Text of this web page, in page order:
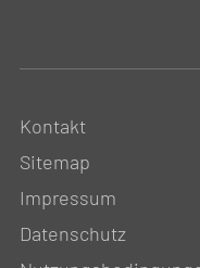
Kontakt
Sitemap
Impressum
Datenschutz